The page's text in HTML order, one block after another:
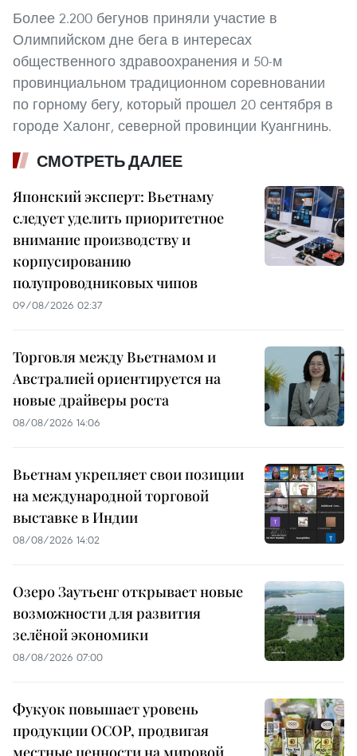
Более 2.200 бегунов приняли участие в
Олимпийском дне бега в интересах
общественного здравоохранения и 50-м
провинциальном традиционном соревновании
по горному бегу, который прошел 20 сентября в
городе Халонг, северной провинции Куангнинь.
СМОТРЕТЬ ДАЛЕЕ
Японский эксперт: Вьетнаму
следует уделить приоритетное
внимание производству и
корпусированию
полупроводниковых чипов
09/08/2026 02:37
Торговля между Вьетнамом и
Австралией ориентируется на
новые драйверы роста
08/08/2026 14:06
Вьетнам укрепляет свои позиции
на международной торговой
выставке в Индии
08/08/2026 14:02
Озеро Заутьенг открывает новые
возможности для развития
зелёной экономики
08/08/2026 07:00
Фукуок повышает уровень
продукции OCOP, продвигая
местные ценности на мировой